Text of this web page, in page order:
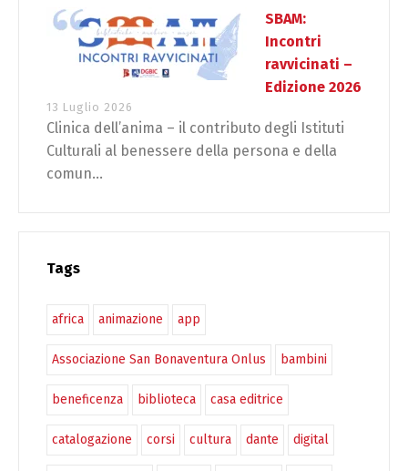
SBAM:
Incontri
ravvicinati –
Edizione 2026
13 Luglio 2026
Clinica dell’anima – il contributo degli Istituti
Culturali al benessere della persona e della
comun...
Tags
africa animazione app
Associazione San Bonaventura Onlus bambini
beneficenza biblioteca casa editrice
catalogazione corsi cultura dante digital